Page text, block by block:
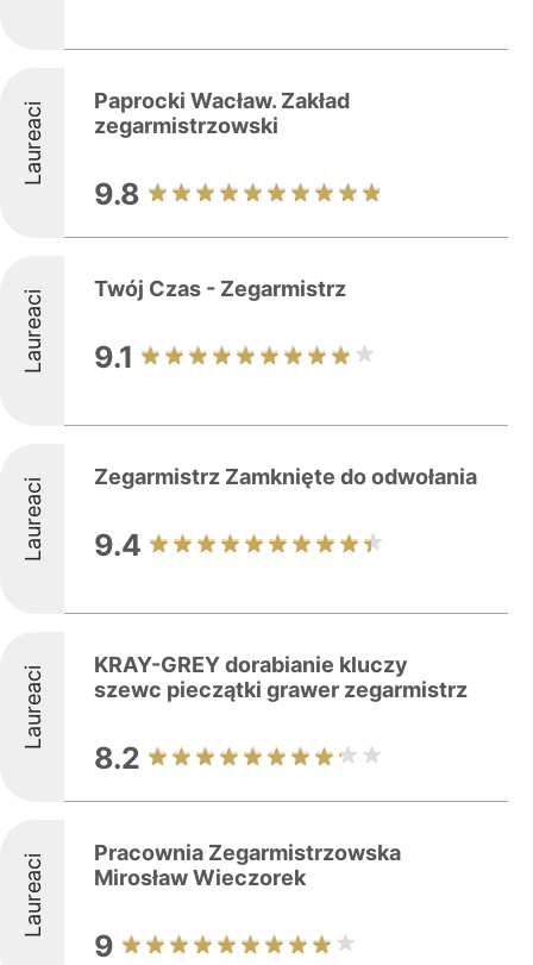
Laureaci
Paprocki Wacław. Zakład
zegarmistrzowski
9.8
Laureaci Twój Czas - Zegarmistrz
9.1
Laureaci Zegarmistrz Zamknięte do odwołania
9.4
Laureaci
KRAY-GREY dorabianie kluczy
szewc pieczątki grawer zegarmistrz
8.2
Laureaci
Pracownia Zegarmistrzowska
Mirosław Wieczorek
9